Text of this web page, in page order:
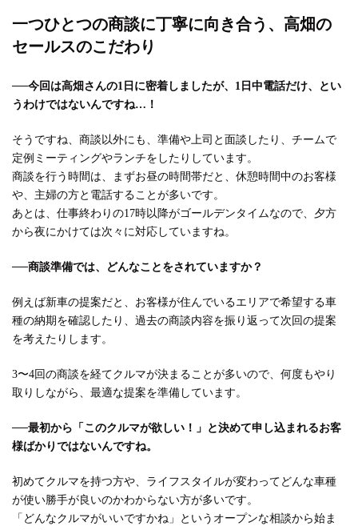
一つひとつの商談に丁寧に向き合う、高畑の
セールスのこだわり
──今回は高畑さんの1日に密着しましたが、1日中電話だけ、とい
うわけではないんですね…！
そうですね、商談以外にも、準備や上司と面談したり、チームで
定例ミーティングやランチをしたりしています。
商談を行う時間は、まずお昼の時間帯だと、休憩時間中のお客様
や、主婦の方と電話することが多いです。
あとは、仕事終わりの17時以降がゴールデンタイムなので、夕方
から夜にかけては次々に対応していますね。
──商談準備では、どんなことをされていますか？
例えば新車の提案だと、お客様が住んでいるエリアで希望する車
種の納期を確認したり、過去の商談内容を振り返って次回の提案
を考えたりします。
3〜4回の商談を経てクルマが決まることが多いので、何度もやり
取りしながら、最適な提案を準備しています。
──最初から「このクルマが欲しい！」と決めて申し込まれるお客
様ばかりではないんですね。
初めてクルマを持つ方や、ライフスタイルが変わってどんな車種
が使い勝手が良いのかわからない方が多いです。
「どんなクルマがいいですかね」というオープンな相談から始ま